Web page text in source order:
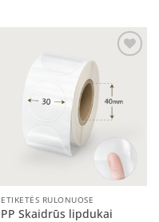
sąrašą
ETIKETĖS RULONUOSE
PP Skaidrūs lipdukai